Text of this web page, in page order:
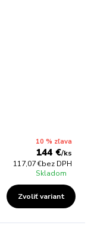
10 % zľava
144 €/ks
117,07 €bez DPH
Skladom
Zvoliť variant